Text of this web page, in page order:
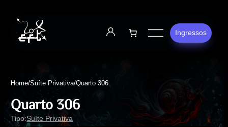
Ingressos
Home/Suíte Privativa/Quarto 306
Quarto 306
Tipo:Suíte Privativa